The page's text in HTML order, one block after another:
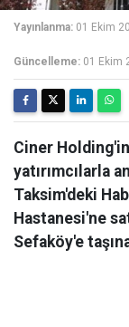
Yayınlanma: 01 Ekim
Güncelleme: 01 Ekim
Ciner
yatırımcılarla
Taksim'deki
Hastanesi'ne
Sefaköy'e